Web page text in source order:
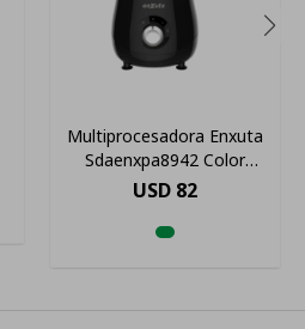
Multiprocesadora Enxuta
Sdaenxpa8942 Color
Negro
USD 82